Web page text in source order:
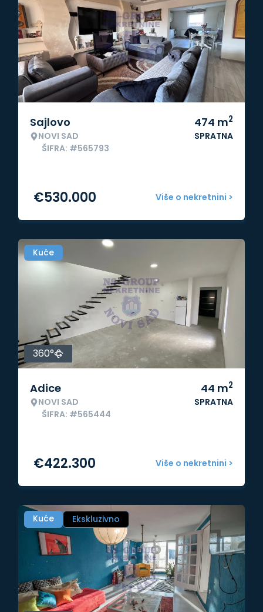
Sajlovo
NOVI SAD
ŠIFRA: #565793
474 m2
SPRATNA
Više o nekretnini >
€530.000
Kuće
360°
Adice
NOVI SAD
ŠIFRA: #565444
44 m2
SPRATNA
Više o nekretnini >
€422.300
Kuće Ekskluzivno